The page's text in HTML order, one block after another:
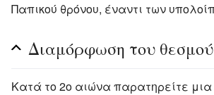
Παπικού θρόνου, έναντι των
Διαμόρφωση του θεσμού
Κατά το 2ο αιώνα παρατηρείτε μια